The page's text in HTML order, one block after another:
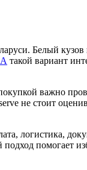
Белый
такой вариант
важно
не стоит
логистика,
помогает